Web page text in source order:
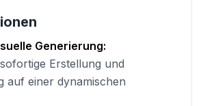
Generierung:
Erstellung und
auf einer dynamischen